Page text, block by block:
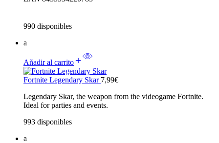
990 disponibles
a
Añadir al carrito
Fortnite Legendary Skar 7,99€
Legendary Skar, the weapon from the videogame Fortnite.
Ideal for parties and events.
993 disponibles
a